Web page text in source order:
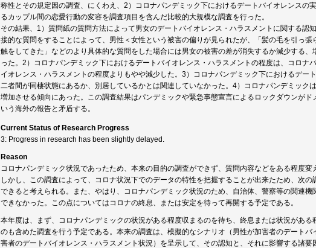
称性とその規定因の調査、にくわえ、2）コロナパンデミック下におけるデートバイオレンスの
るカップル間の恋愛行動の変容を調査項目を含んだ比較的大規模な調査を行った。
その結果、1）質問紙の質問方法によって男女のデートバイオレンス・ハラスメントに関する認
接的な質問をすることによって、男性＜女性という被害の偏りが見られたが、「髪の毛を引っ
触をしてきた」などのより具体的な質問をした場合には男女の被害の差が消失するか減少する
った。2）コロナパンデミック下におけるデートバイオレンス・ハラスメントの程度は、コロナ
イオレンス・ハラスメントの程度よりもやや減少した。3）コロナパンデミック下におけるデー
二者間が同棲状態にあるか、別居しているかとは関連していなかった。4）コロナパンデミック
増加させる傾向にあった。この調査結果はパンデミックや緊急事態宣言によるロックダウンが
いう海外の報告と矛盾する。
Current Status of Research Progress
3: Progress in research has been slightly delayed.
Reason
コロナパンデミック状況であったため、本来の目的の調査ができず、質問内容などをある程度変
しかし、この調査によって、コロナ状況下でのデータの特性を把握することが出来たため、次
できると考えられる。また、やはり、コロナパンデミック状況のため、自治体、警察等の関連
できなかった。この点についてはコロナの終息、または安定を待って再開する予定である。
本年度は、まず、コロナパンデミックの状況がある程度収まるのを待ち、終息または状況があ
のも含めた調査を行う予定である。本来の調査は、模擬的なシナリオ（男性が加害者のデート
害者のデートバイオレンス・ハラスメント状況）を呈示して、その認知と、それに影響する諸